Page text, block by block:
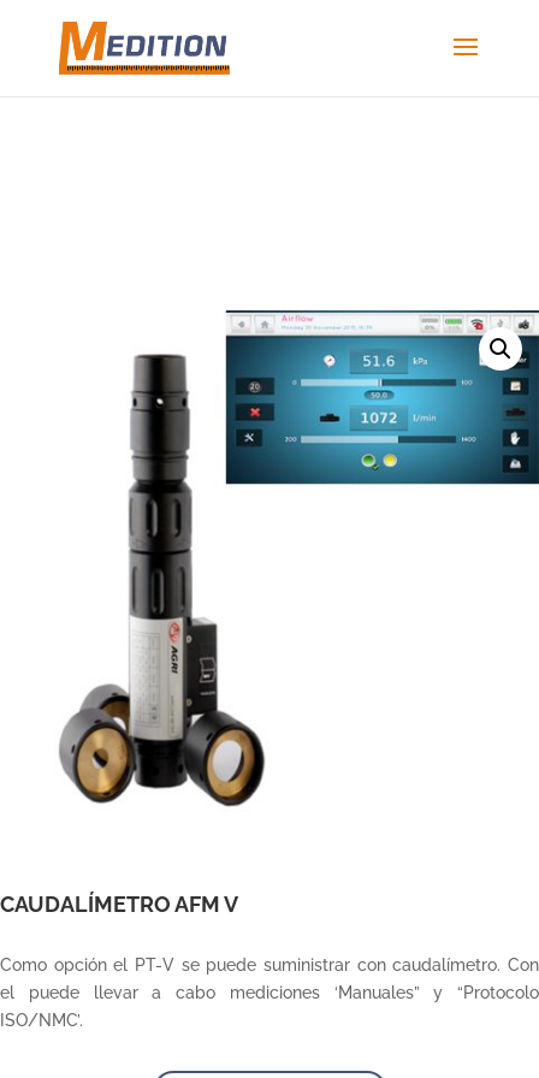
CAUDALÍMETRO AFM V
Como opción el PT-V se puede suministrar con caudalímetro. Con
el puede llevar a cabo mediciones ‘Manuales” y “Protocolo
ISO/NMC’.